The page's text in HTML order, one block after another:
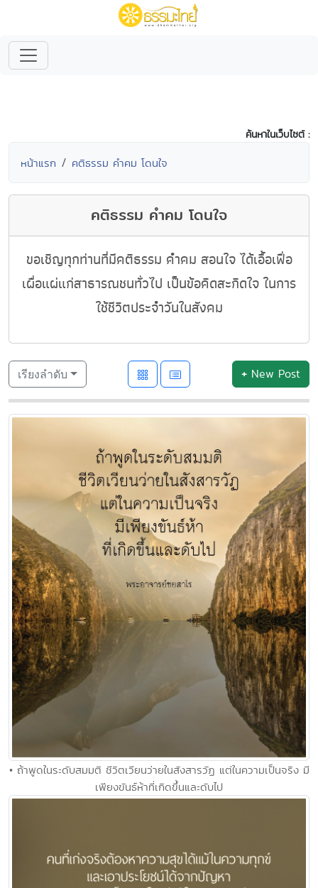
ค้นหาในเว็บไซต์ :
หน้าแรก คติธรรม คำคม โดนใจ
คติธรรม คำคม โดนใจ
ขอเชิญทุกท่านที่มีคติธรรม คำคม สอนใจ ได้เอื้อเฟื่อ
เผื่อแผ่แก่สาธารณชนทั่วไป เป็นข้อคิดสะกิดใจ ในการ
ใช้ชีวิตประจำวันในสังคม
เรียงลำดับ +New Post
• ถ้าพูดในระดับสมมติ ชีวิตเวียนว่ายในสังสารวัฏ แต่ในความเป็นจริง มี
เพียงขันธ์ห้าที่เกิดขึ้นและดับไป